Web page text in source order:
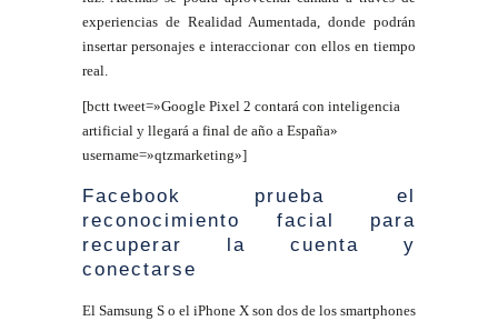
experiencias de Realidad Aumentada, donde podrán
insertar personajes e interaccionar con ellos en tiempo
real.
[bctt tweet=»Google Pixel 2 contará con inteligencia
artificial y llegará a final de año a España»
username=»qtzmarketing»]
Facebook prueba el
reconocimiento facial para
recuperar la cuenta y
conectarse
El Samsung S o el iPhone X son dos de los smartphones